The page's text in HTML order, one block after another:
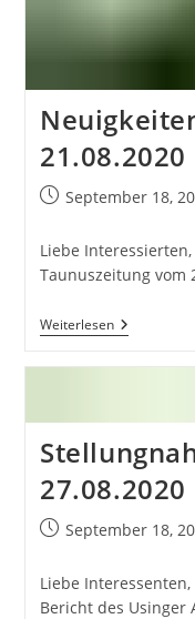
21.08.2020
BeitragSeptember 18,
Liebe
Taunuszeitung vom
WeiterlesenNeuigkeiten
Aus
BeitragSeptember 18,
Liebe
Bericht des Usinger